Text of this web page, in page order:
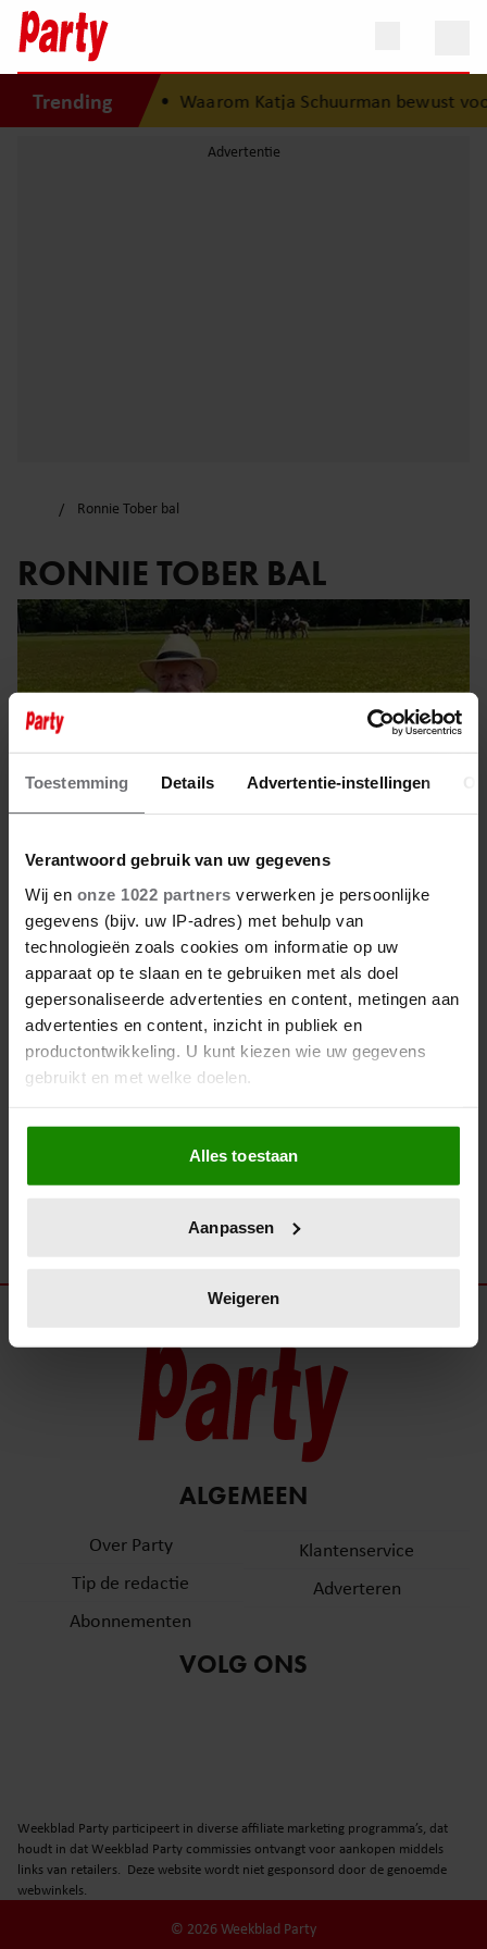
Toestemming Details Advertentie-instellingen
Verantwoord gebruik van uw gegevens
Wij en onze 1022 partners verwerken je persoonlijke
gegevens (bijv. uw IP-adres) met behulp van
technologieën zoals cookies om informatie op uw
apparaat op te slaan en te gebruiken met als doel
gepersonaliseerde advertenties en content, metingen aan
advertenties en content, inzicht in publiek en
productontwikkeling. U kunt kiezen wie uw gegevens
gebruikt en met welke doelen.
Als u het toestaat, willen we ook graag:
Informatie verzamelen over uw geografische
locatie, die tot een paar meter nauwkeurig kan zijn
scannen op specifieke eigenschappen (fingerprinting)
verwerkt en stel uw voorkeuren in het
intrekken in de Cookieverklaring.
We gebruiken cookies om content en advertenties te
personaliseren, om functies voor social media te bieden
en om ons websiteverkeer te analyseren. Ook delen we
partners voor social media, adverteren en analyse. Deze
informatie die u aan ze heeft verstrekt of die ze hebben
verzameld op basis van uw gebruik van hun services. U
gebruiken.
Alles toestaan
Aanpassen
Weigeren
Trending
vergeten’ •Waarom Katja Schuurman bewust
Ronnie Tober bal
RONNIE TOBER BAL
11 juli 2023
WAAROM RONNIE TOBER HET
BALLETJE MOCHT LATEN
ROLLEN…
ALGEMEEN
Over Party
Tip de redactie
Abonnementen
Klantenservice
Adverteren
VOLG ONS
Weekblad Party participeert in diverse affiliate marketing programma’s, dat
houdt in dat Weekblad Party commissies ontvangt voor aankopen middels
links van retailers. Deze website wordt niet gesponsord door de genoemde
webwinkels.
© 2026 Weekblad Party